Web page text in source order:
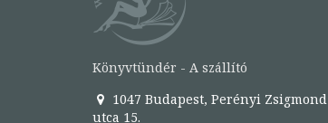
Könyvtündér - A szállító
1047 Budapest, Perényi Zsigmond
utca 15.